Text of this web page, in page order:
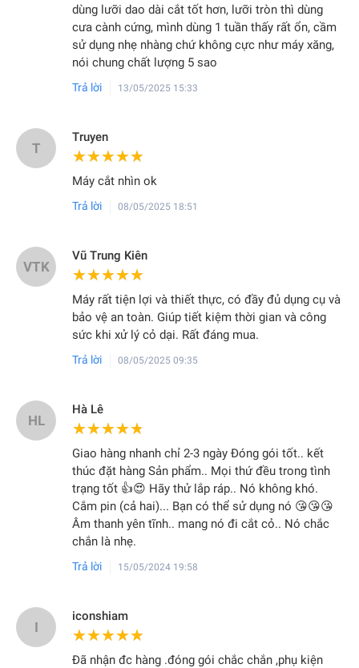
dùng lưỡi dao dài cắt tốt hơn, lưỡi tròn thì dùng
cưa cành cứng, mình dùng 1 tuần thấy rất ổn, cầm
sử dụng nhẹ nhàng chứ không cực như máy xăng,
nói chung chất lượng 5 sao
Trả lời 13/05/2025 15:33
T
Truyen
★★★★★
★★★★★
Máy cắt nhìn ok
Trả lời 08/05/2025 18:51
VTK
Vũ Trung Kiên
★★★★★
★★★★★
Máy rất tiện lợi và thiết thực, có đầy đủ dụng cụ và
bảo vệ an toàn. Giúp tiết kiệm thời gian và công
sức khi xử lý cỏ dại. Rất đáng mua.
Trả lời 08/05/2025 09:35
HL
Hà Lê
★★★★★
★★★★★
Giao hàng nhanh chỉ 2-3 ngày Đóng gói tốt.. kết
thúc đặt hàng Sản phẩm.. Mọi thứ đều trong tình
trạng tốt 👍😍 Hãy thử lắp ráp.. Nó không khó.
Cắm pin (cả hai)... Bạn có thể sử dụng nó 😘😘😘
Âm thanh yên tĩnh.. mang nó đi cắt cỏ.. Nó chắc
chắn là nhẹ.
Trả lời 15/05/2024 19:58
I
iconshiam
★★★★★
★★★★★
Đã nhận đc hàng .đóng gói chắc chắn ,phụ kiện